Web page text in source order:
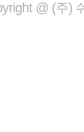
@ (주)